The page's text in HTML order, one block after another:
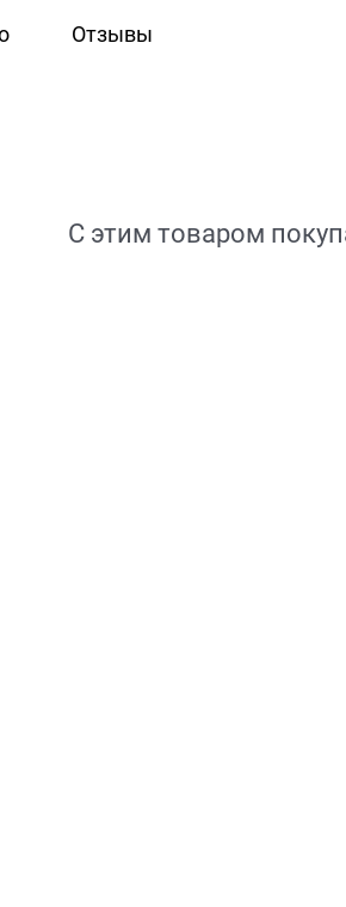
Отзывы
С этим товаром